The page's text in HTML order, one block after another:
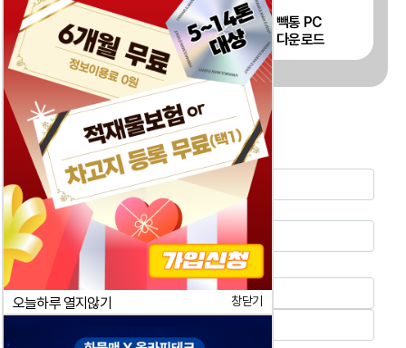
차주용 APP
다운로드
빽통 APP
다운로드
빽통 PC
다운로드
화물등록
거래처명*
연락처*
상차지
오늘하루 열지않기 창닫기